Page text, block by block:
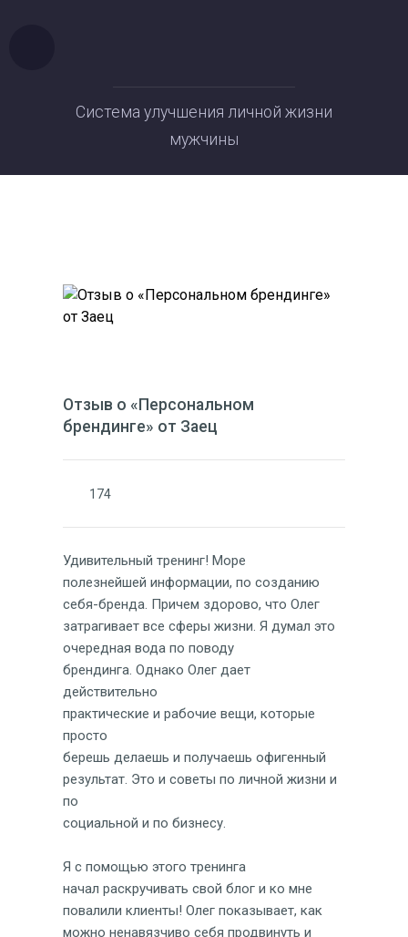
Система улучшения личной жизни
мужчины
Отзыв о «Персональном
брендинге» от Заец
174
Удивительный тренинг! Море
полезнейшей информации, по созданию
себя-бренда. Причем здорово, что Олег
затрагивает все сферы жизни. Я думал это
очередная вода по поводу
брендинга. Однако Олег дает
действительно
практические и рабочие вещи, которые
просто
берешь делаешь и получаешь офигенный
результат. Это и советы по личной жизни и
по
социальной и по бизнесу.
Я с помощью этого тренинга
начал раскручивать свой блог и ко мне
повалили клиенты! Олег показывает, как
можно ненавязчиво себя продвинуть и